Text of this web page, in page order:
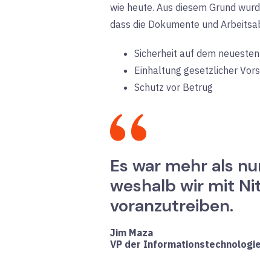
wie heute. Aus diesem Grund
dass die Dokumente und
Sicherheit auf dem
Einhaltung gesetzlicher
Schutz vor Betrug
Es war mehr als
weshalb wir mit
voranzutreiben.
Jim Maza
VP der